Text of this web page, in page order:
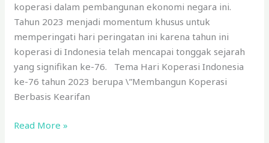
koperasi dalam pembangunan ekonomi negara ini.
Tahun 2023 menjadi momentum khusus untuk
memperingati hari peringatan ini karena tahun ini
koperasi di Indonesia telah mencapai tonggak sejarah
yang signifikan ke-76. Tema Hari Koperasi Indonesia
ke-76 tahun 2023 berupa \”Membangun Koperasi
Berbasis Kearifan
Read More »